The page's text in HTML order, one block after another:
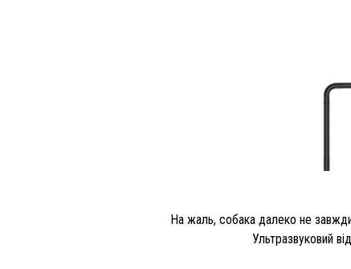
На жаль, собака далеко не
Ультразвуковий